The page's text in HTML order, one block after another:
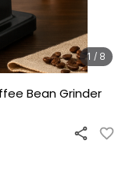
1 / 8
Bean Grinder